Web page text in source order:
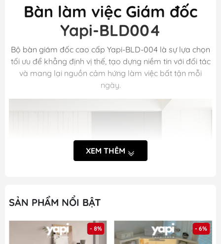
Bàn làm việc Giám đốc
Yapi-BLD004
Bộ bàn giám đốc cao cấp Yapi-BLD-004 là sự lựa chọn
tối ưu để khẳng định vị thế, tạo dựng niềm tin với đối tác
và mang lại nguồn cảm hứng làm việc bất tận mỗi
ngày.
XEM THÊM
SẢN PHẨM NỔI BẬT
- 8% - 6%